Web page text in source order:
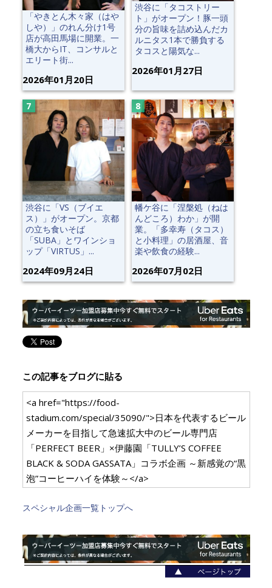
「やきとん木々家（はや
しや）」のれん分け1号
店が高田馬場に開業。一
橋大からIT、コンサルと
エリート街...
2026年01月20日
渋谷に「タコストリー
ト」がオープン！豚一頭
分の旨味を詰め込んだカ
ルニタス1本で勝負する
タコスと陽気な...
2026年01月27日
渋谷に「VS（ブイエ
ス）」がオープン。京都
の立ち食いそば
「SUBA」とワインショ
ップ「VIRTUS」...
2024年09月24日
幡ケ谷に「涅槃処（ねは
んどころ）わか」が開
業。「多幸寿（タコス）
と小料理」の居酒屋、音
楽や飲食の経験...
2026年07月02日
この記事をブログに貼る
<a href="https://food-
stadium.com/special/35090/">日本を代表するビール
メーカーを目指して急速拡大中のビール専門店
「PERFECT BEER」×伊藤園「TULLY’S COFFEE
BLACK & SODA GASSATA」コラボ企画 ～新感覚の“黒
泡”コーヒーハイを体験～</a>
スペシャル企画一覧トップへ